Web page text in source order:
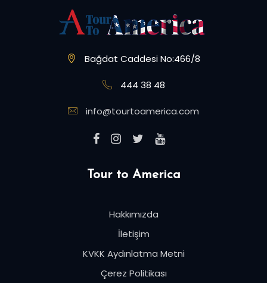
Bağdat Caddesi No:466/8
444 38 48
info@tourtoamerica.com
Tour to America
Hakkımızda
İletişim
KVKK Aydınlatma Metni
Çerez Politikası